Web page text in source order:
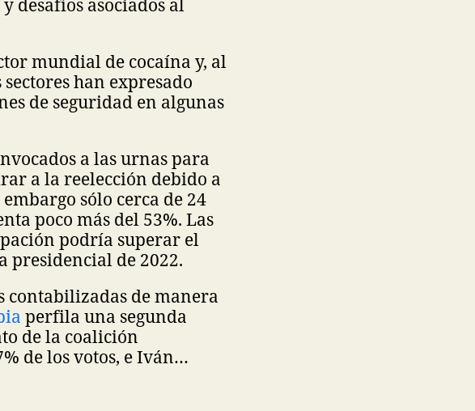
mundial de cocaína y, al
han expresado
de seguridad en algunas
a las urnas para
a la reelección debido a
sólo cerca de 24
poco más del 53%. Las
podría superar el
presidencial de 2022.
contabilizadas de manera
perfila una segunda
de la coalición
de los votos, e Iván…